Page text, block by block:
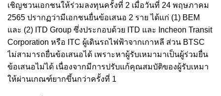
เชิญชวนเอกชนให้ร่วมลงทุนครั้งที่ 2 เมื่อวันที่ 24 พฤษภาคม
2565 ปรากฏว่ามีเอกชนยื่นข้อเสนอ 2 ราย ได้แก่ (1) BEM
และ (2) ITD Group ซึ่งประกอบด้วย ITD และ Incheon Transit
Corporation หรือ ITC ผู้เดินรถไฟฟ้าจากเกาหลี ส่วน BTSC
ไม่สามารถยื่นข้อเสนอได้ เพราะหาผู้รับเหมามาเป็นผู้ร่วมยื่น
ข้อเสนอไม่ได้ เนื่องจากมีการปรับแก้คุณสมบัติของผู้รับเหมา
ให้ผ่านเกณฑ์ยากขึ้นกว่าครั้งที่ 1